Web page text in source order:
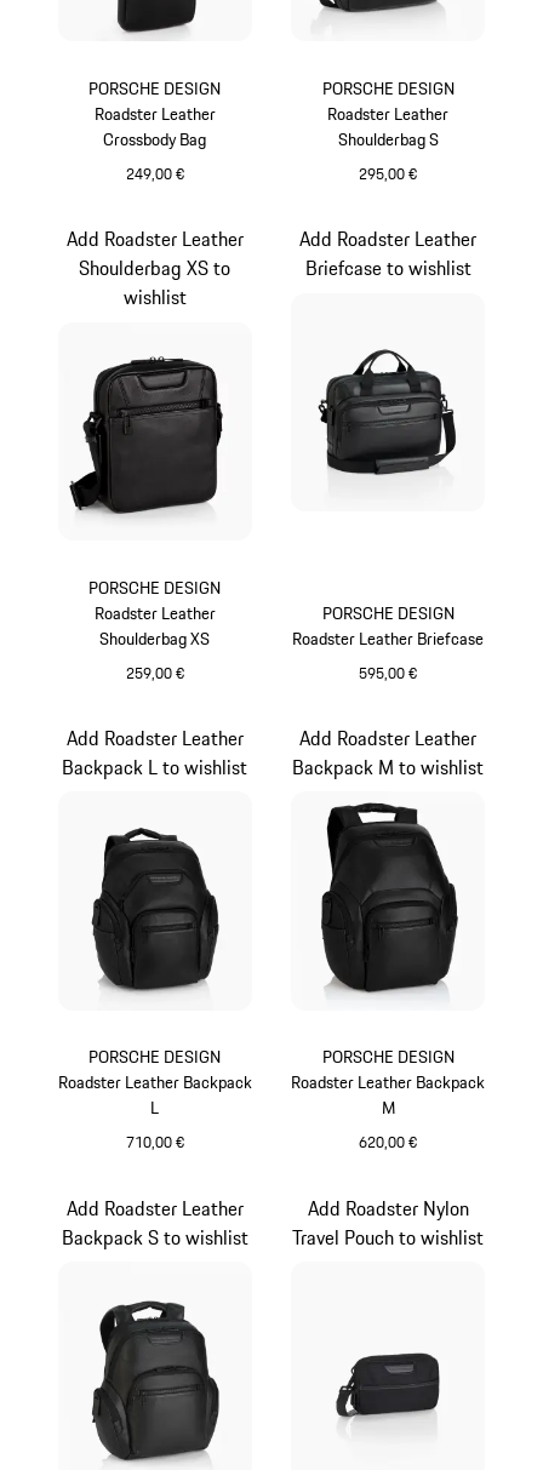
PORSCHE DESIGN
Roadster Leather
Crossbody Bag
249,00 €
PORSCHE DESIGN
Roadster Leather
Shoulderbag S
295,00 €
PORSCHE DESIGN
Roadster Leather
Shoulderbag XS
259,00 €
Add Roadster Leather
Shoulderbag XS to
wishlist
PORSCHE DESIGN
Roadster Leather Briefcase
595,00 €
Add Roadster Leather
Briefcase to wishlist
PORSCHE DESIGN
Roadster Leather Backpack
L
710,00 €
Add Roadster Leather
Backpack L to wishlist
PORSCHE DESIGN
Roadster Leather Backpack
M
620,00 €
Add Roadster Leather
Backpack M to wishlist
Add Roadster Leather
Backpack S to wishlist
Add Roadster Nylon
Travel Pouch to wishlist